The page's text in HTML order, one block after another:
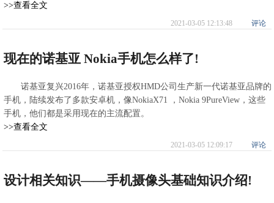
>>查看全文
2021-03-05 12:13:48 评论
现在的诺基亚 Nokia手机怎么样了!
诺基亚复兴2016年，诺基亚授权HMD公司生产新一代诺基亚品牌的
手机，陆续发布了多款安卓机，像NokiaX71 ，Nokia 9PureView，这些
手机，他们都是采用现在的主流配置。
>>查看全文
2021-03-05 12:09:17 评论
设计相关知识——手机摄像头基础知识介绍!